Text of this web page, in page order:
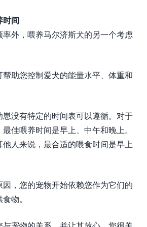
时间
外，喂养马尔济斯犬的另一个考虑
助您控制爱犬的能量水平、体重和
崽没有特定的时间表可以遵循。对于
佳喂养时间是早上、中午和晚上。
人来说，最合适的喂食时间是早上
，您的宠物开始依赖您作为它们的
物。